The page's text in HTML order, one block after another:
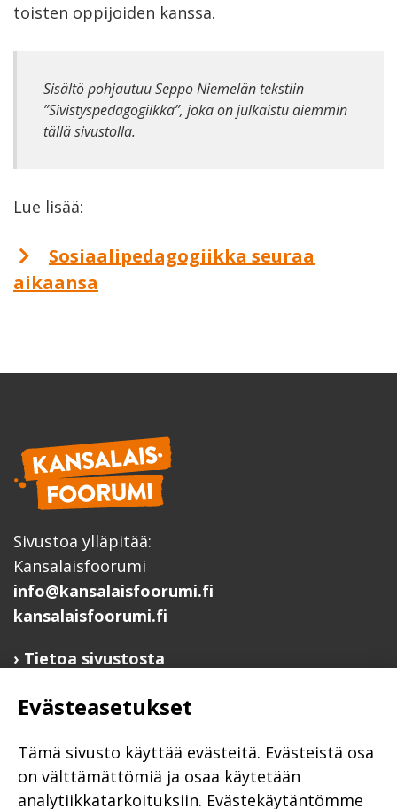
toisten oppijoiden kanssa.
Sisältö pohjautuu Seppo Niemelän tekstiin
”Sivistyspedagogiikka”, joka on julkaistu aiemmin
tällä sivustolla.
Lue lisää:
Sosiaalipedagogiikka seuraa
aikaansa
Sivustoa ylläpitää:
Kansalaisfoorumi
info@kansalaisfoorumi.fi
kansalaisfoorumi.fi
Tietoa sivustosta
Ilmoita järjestösi järjestöhakemistoon
Järjestötietäjä-testi
Anna palautetta
Saavutettavuusseloste
Evästeasetukset
Tämä sivusto käyttää evästeitä. Evästeistä osa
on välttämättömiä ja osaa käytetään
analytiikkatarkoituksiin. Evästekäytäntömme